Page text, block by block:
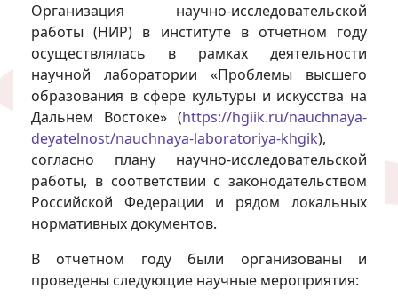
Организация научно-исследовательской
работы (НИР) в институте в отчетном году
осуществлялась в рамках деятельности
научной лаборатории «Проблемы высшего
образования в сфере культуры и искусства на
Дальнем Востоке» (https://hgiik.ru/nauchnaya-
deyatelnost/nauchnaya-laboratoriya-khgik),
согласно плану научно-исследовательской
работы, в соответствии с законодательством
Российской Федерации и рядом локальных
нормативных документов.
В отчетном году были организованы и
проведены следующие научные мероприятия: